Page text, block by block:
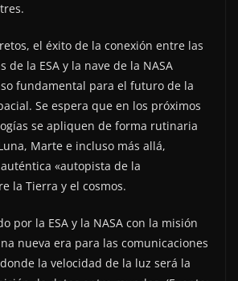
el éxito de la conexión entre las
de la ESA y la nave de la NASA
fundamental para el futuro de la
Se espera que en los próximos
se apliquen de forma rutinaria
Marte e incluso más allá,
«autopista de la
la Tierra y el cosmos.
por la ESA y la NASA con la misión
nueva era para las comunicaciones
la velocidad de la luz será la